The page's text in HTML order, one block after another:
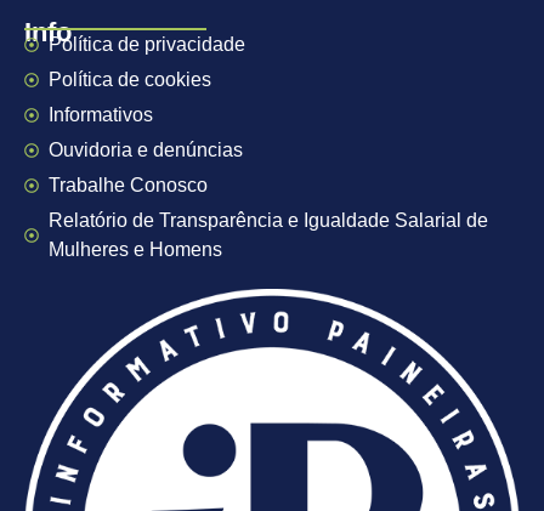
InfoPolítica de privacidade
Política de cookies
Informativos
Ouvidoria e denúncias
Trabalhe Conosco
Relatório de Transparência e Igualdade Salarial de
Mulheres e Homens